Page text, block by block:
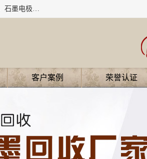
河北石墨回收厂家昊联碳素有限公司主要经营业务：石墨粉子回收、废石墨方子回收、高纯废石墨回收、废石墨回收、石墨电极回收、废石墨板回收、石墨增碳剂、单晶硅石墨、单晶硅石墨回收、废多晶硅石墨、废多晶硅石墨回收、废高纯石墨回收、废石墨、废石墨棒、废石墨棒回收、废石墨换热器回收、高纯石墨回收、石墨粉回收、石墨换热器回收、石墨纸回收、回收石墨板、回收石墨电极、石墨板回收、石墨回收。
客户案例 荣誉认证